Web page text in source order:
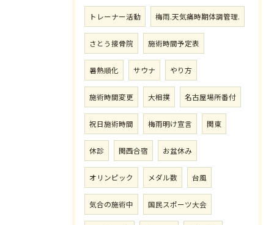
トレーナー活動 梅雨.天気痛時期体調管理.
さとう接骨院 施術時間予定表
暑熱順化 サウナ やり方
施術時間変更 大相撲 名古屋場所番付
祝日施術時間 梅雨明け宣言 関東
休診 関西合宿 お盆休み
オリンピック メダル数 台風
気合の施術中 国民スポーツ大会